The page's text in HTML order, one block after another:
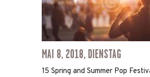
MAI 8, 2018, DIENSTAG
15 Spring and Summer Pop